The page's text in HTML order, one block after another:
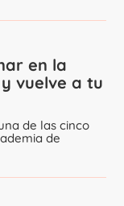
en la
vuelve a tu
de las cinco
de